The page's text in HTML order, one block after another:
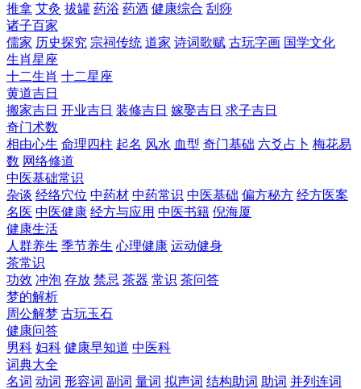
推拿 艾灸 拔罐 药浴 药酒 健康综合 刮痧
诸子百家
儒家 历史探究 宗祠传统 道家 诗词歌赋 古玩字画 国学文化
生肖星座
十二生肖 十二星座
黄道吉日
搬家吉日 开业吉日 装修吉日 嫁娶吉日 求子吉日
奇门术数
相由心生 命理四柱 起名 风水 血型 奇门基础 六爻占卜 梅花易
数 网络修道
中医基础常识
杂谈 经络穴位 中药材 中药常识 中医基础 偏方秘方 经方医案
名医 中医健康 经方与应用 中医书籍 倪海厦
健康生活
人群养生 季节养生 心理健康 运动健身
茶常识
功效 冲泡 存放 禁忌 茶器 常识 茶问答
梦的解析
周公解梦 古玩玉石
健康问答
男科 妇科 健康早知道 中医科
词典大全
名词 动词 形容词 副词 量词 拟声词 结构助词 助词 并列连词